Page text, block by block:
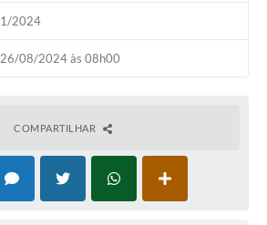
1/2024
26/08/2024 às 08h00
COMPARTILHAR